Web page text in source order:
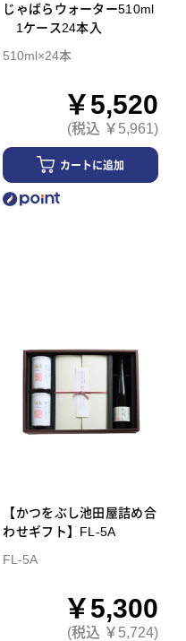
じゃばらウォーター510ml
1ケース24本入
510ml×24本
￥5,520
(税込 ￥5,961)
カートに追加
【かつをぶし池田屋詰め合
わせギフト】FL-5A
FL-5A
￥5,300
(税込 ￥5,724)